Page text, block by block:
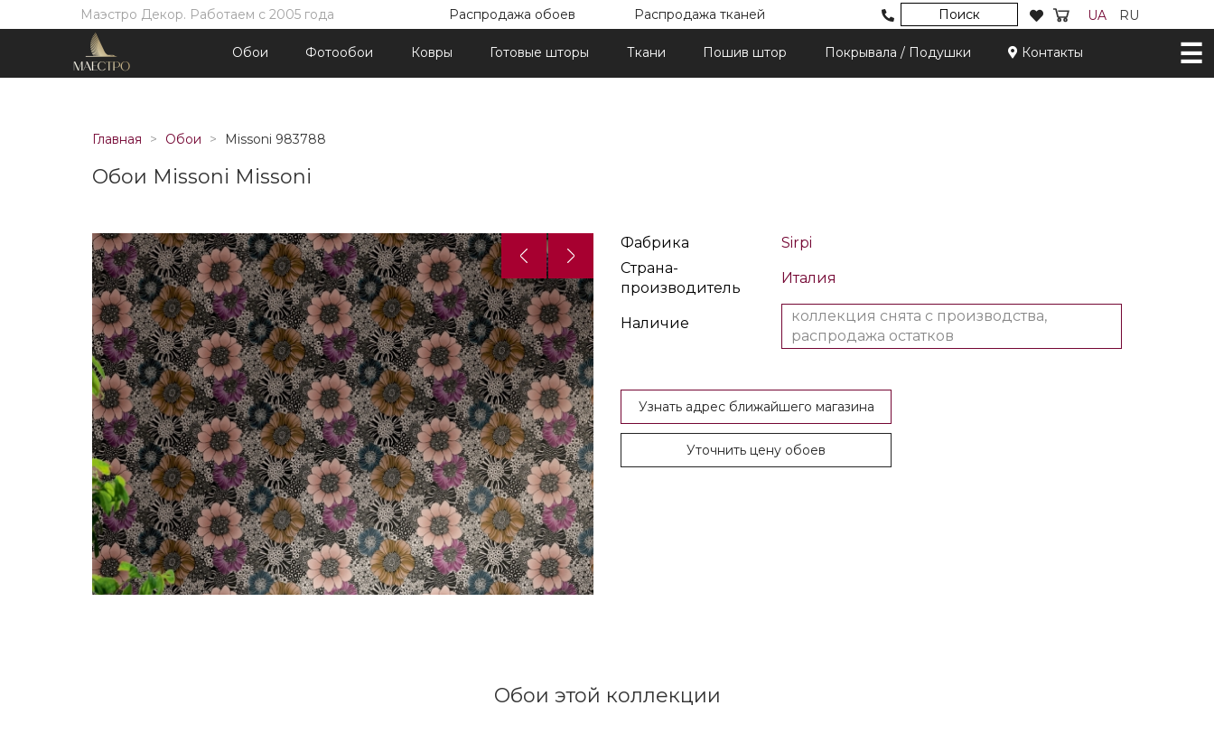
Маэстро Декор. Работаем с 2005 года Распродажа обоев Распродажа тканей Поиск UA RU
Обои Фотообои Ковры Готовые шторы Ткани Пошив штор Покрывала / Подушки Контакты
Главная Обои Missoni 983788
Обои Missoni Missoni
НазадДалееФабрика
Sirpi
Страна-
производитель
Италия
Наличие
коллекция снята с производства,
распродажа остатков
Узнать адрес ближайшего магазина
Уточнить цену обоев
Обои этой коллекции